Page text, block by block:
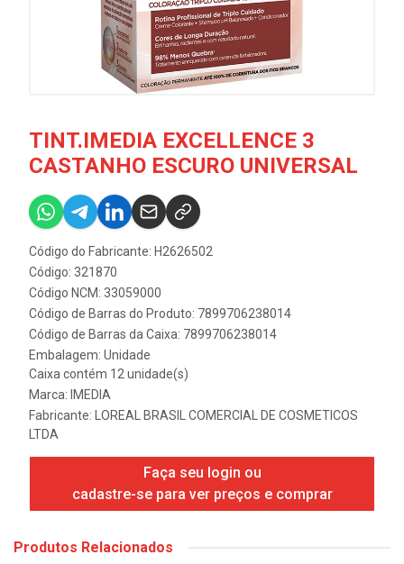
TINT.IMEDIA EXCELLENCE 3
CASTANHO ESCURO UNIVERSAL
Código do Fabricante: H2626502
Código: 321870
Código NCM: 33059000
Código de Barras do Produto: 7899706238014
Código de Barras da Caixa: 7899706238014
Embalagem: Unidade
Caixa contém 12 unidade(s)
Marca: IMEDIA
Fabricante:
LOREAL BRASIL COMERCIAL DE COSMETICOS
LTDA
Faça seu login ou
cadastre-se para ver preços e comprar
Produtos Relacionados